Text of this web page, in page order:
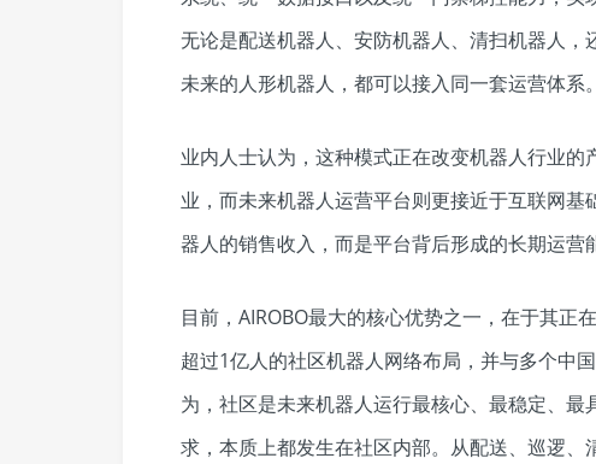
无论是配送机器人、安防机器人、清扫机器人
未来的人形机器人，都可以接入同一套运营体系。
业内人士认为，这种模式正在改变机器人行业
业，而未来机器人运营平台则更接近于互联网
器人的销售收入，而是平台背后形成的长期运营
目前，AIROBO最大的核心优势之一，在于其正
超过1亿人的社区机器人网络布局，并与多个中
为，社区是未来机器人运行最核心、最稳定、
求，本质上都发生在社区内部。从配送、巡逻